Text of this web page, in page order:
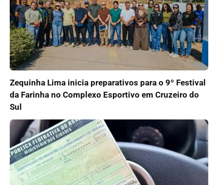
Zequinha Lima inicia preparativos para o 9º Festival
da Farinha no Complexo Esportivo em Cruzeiro do
Sul